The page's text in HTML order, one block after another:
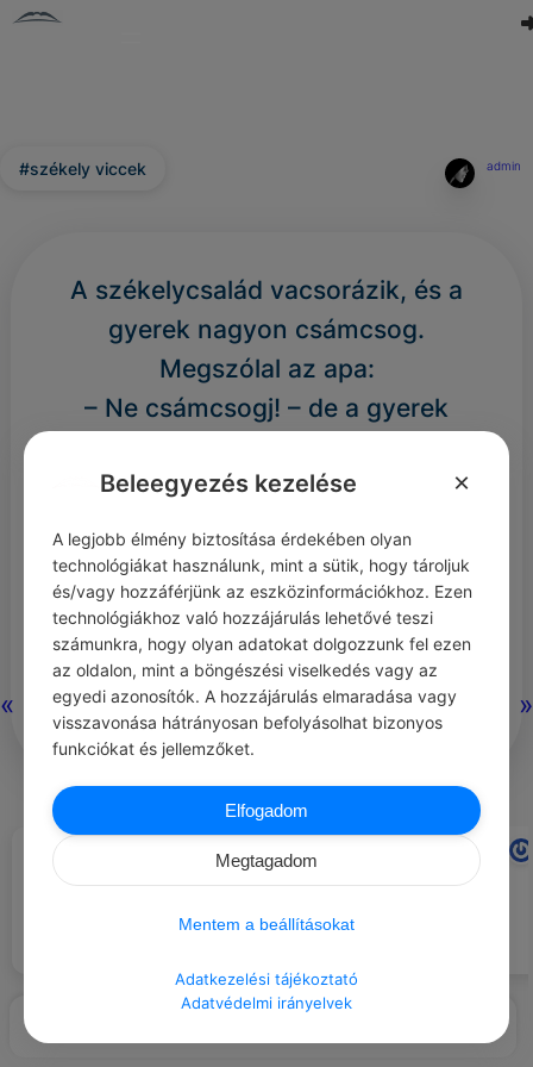
« »
#székely viccek admin
A székelycsalád vacsorázik, és a
gyerek nagyon csámcsog.
Megszólal az apa:
– Ne csámcsogj! – de a gyerek
mert pofon lesz! – a gyerek azért is.
Lendül az apa keze, de a gyerek
lehúzza a fejét, és a pofon az
asszonyt éri, hogy leesik a székről.
A gyerek éktelenül elkezd röhögni,
mire az apa: – Ne röhögj, anyád is
csámcsogott.
#IDÉZETEK CSALÁD
A derék családban minden dolog
megy végbe.
ERIC KNIGHT
A hit az, hogy bízunk valamiben.
És ha már úgy látszik, hogy
bízhatunk, akkor is bízunk
magában a hitben, ami tovább
Beleegyezés kezelése ×
A legjobb élmény biztosítása érdekében olyan
technológiákat használunk, mint a sütik, hogy tároljuk
és/vagy hozzáférjünk az eszközinformációkhoz. Ezen
technológiákhoz való hozzájárulás lehetővé teszi
számunkra, hogy olyan adatokat dolgozzunk fel ezen
az oldalon, mint a böngészési viselkedés vagy az
egyedi azonosítók. A hozzájárulás elmaradása vagy
visszavonása hátrányosan befolyásolhat bizonyos
funkciókat és jellemzőket.
Elfogadom
Megtagadom
Mentem a beállításokat
Adatkezelési tájékoztató
Adatvédelmi irányelvek